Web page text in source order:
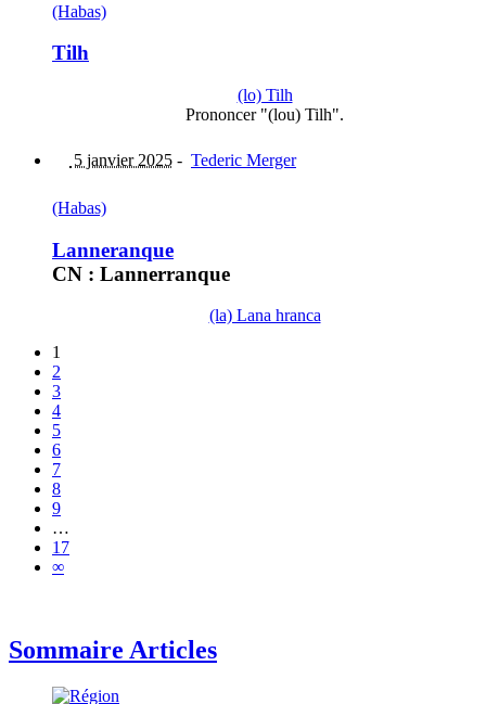
(Habas)
Tilh
(lo) Tilh
Prononcer "(lou) Tilh".
5 janvier 2025 - Tederic Merger
(Habas)
Lanneranque
CN : Lannerranque
(la) Lana hranca
1
2
3
4
5
6
7
8
9
…
17
∞
Sommaire Articles